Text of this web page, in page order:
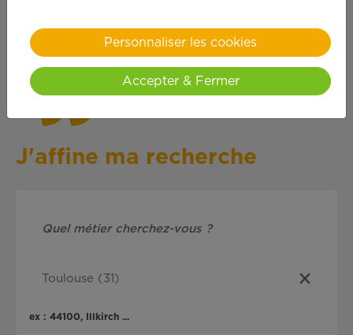
cœur !
J'affine ma recherche
ex : 44100, Illkirch ...
Personnaliser les cookies
Accepter & Fermer